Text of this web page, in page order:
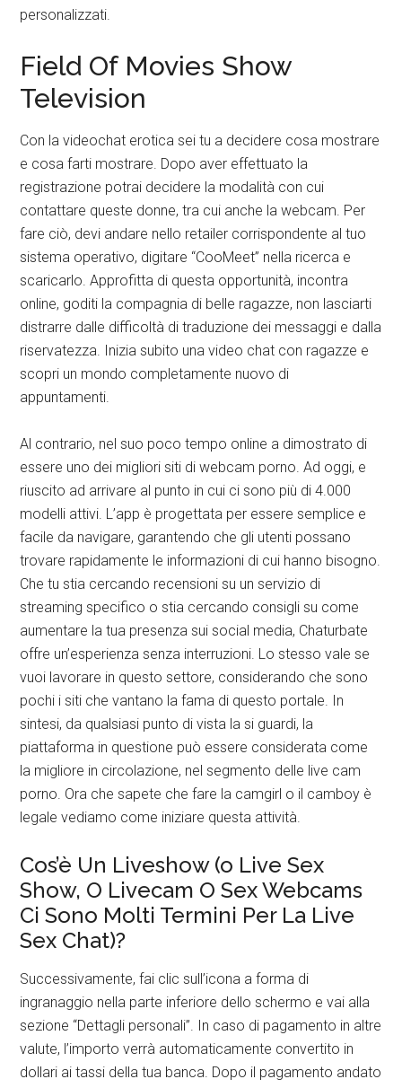
personalizzati.
Field Of Movies Show
Television
Con la videochat erotica sei tu a decidere cosa mostrare
e cosa farti mostrare. Dopo aver effettuato la
registrazione potrai decidere la modalità con cui
contattare queste donne, tra cui anche la webcam. Per
fare ciò, devi andare nello retailer corrispondente al tuo
sistema operativo, digitare “CooMeet” nella ricerca e
scaricarlo. Approfitta di questa opportunità, incontra
online, goditi la compagnia di belle ragazze, non lasciarti
distrarre dalle difficoltà di traduzione dei messaggi e dalla
riservatezza. Inizia subito una video chat con ragazze e
scopri un mondo completamente nuovo di
appuntamenti.
Al contrario, nel suo poco tempo online a dimostrato di
essere uno dei migliori siti di webcam porno. Ad oggi, e
riuscito ad arrivare al punto in cui ci sono più di 4.000
modelli attivi. L’app è progettata per essere semplice e
facile da navigare, garantendo che gli utenti possano
trovare rapidamente le informazioni di cui hanno bisogno.
Che tu stia cercando recensioni su un servizio di
streaming specifico o stia cercando consigli su come
aumentare la tua presenza sui social media, Chaturbate
offre un’esperienza senza interruzioni. Lo stesso vale se
vuoi lavorare in questo settore, considerando che sono
pochi i siti che vantano la fama di questo portale. In
sintesi, da qualsiasi punto di vista la si guardi, la
piattaforma in questione può essere considerata come
la migliore in circolazione, nel segmento delle live cam
porno. Ora che sapete che fare la camgirl o il camboy è
legale vediamo come iniziare questa attività.
Cos’è Un Liveshow (o Live Sex
Show, O Livecam O Sex Webcams
Ci Sono Molti Termini Per La Live
Sex Chat)?
Successivamente, fai clic sull’icona a forma di
ingranaggio nella parte inferiore dello schermo e vai alla
sezione “Dettagli personali”. In caso di pagamento in altre
valute, l’importo verrà automaticamente convertito in
dollari ai tassi della tua banca. Dopo il pagamento andato